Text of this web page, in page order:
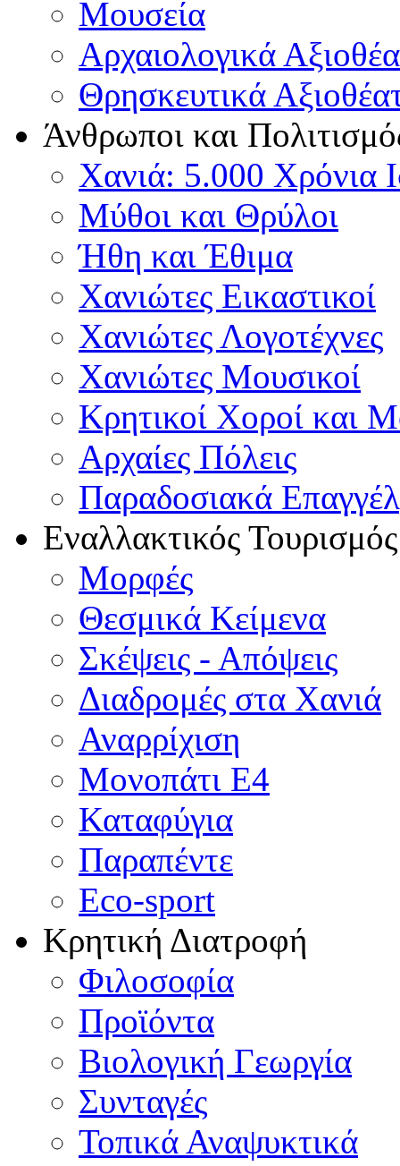
Μουσεία
Αρχαιολογικά
Θρησκευτικά
Άνθρωποι και
Χανιά: 5.000 Χρόνια
Μύθοι και Θρύλοι
Ήθη και Έθιμα
Χανιώτες Εικαστικοί
Χανιώτες Λογοτέχνες
Χανιώτες Μουσικοί
Κρητικοί Χοροί και
Αρχαίες Πόλεις
Παραδοσιακά
Εναλλακτικός Τουρισμός
Μορφές
Θεσμικά Κείμενα
Σκέψεις - Απόψεις
Διαδρομές στα Χανιά
Αναρρίχιση
Μονοπάτι Ε4
Καταφύγια
Παραπέντε
Eco-sport
Κρητική Διατροφή
Φιλοσοφία
Προϊόντα
Βιολογική Γεωργία
Συνταγές
Τοπικά Αναψυκτικά